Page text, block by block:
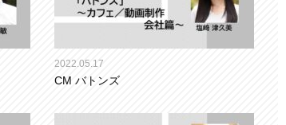
2022.05.17
CM バトンズ